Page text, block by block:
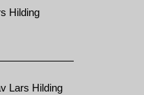
Hilding
Lars Hilding